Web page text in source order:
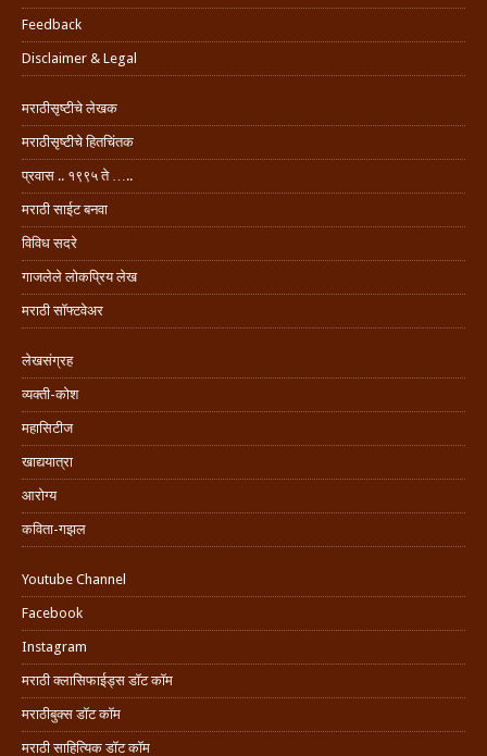
Feedback
Disclaimer & Legal
मराठीसृष्टीचे लेखक
मराठीसृष्टीचे हितचिंतक
प्रवास .. १९९५ ते …..
मराठी साईट बनवा
विविध सदरे
गाजलेले लोकप्रिय लेख
मराठी सॉफ्टवेअर
लेखसंग्रह
व्यक्ती-कोश
महासिटीज
खाद्ययात्रा
आरोग्य
कविता-गझल
Youtube Channel
Facebook
Instagram
मराठी क्लासिफाईड्स डॉट कॉम
मराठीबुक्स डॉट कॉम
मराठी साहित्यिक डॉट कॉम